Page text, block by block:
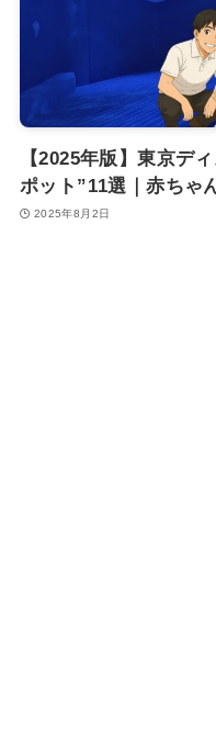
【2025年版】東京デ
ポット”11選｜赤ちゃ
2025年8月2日